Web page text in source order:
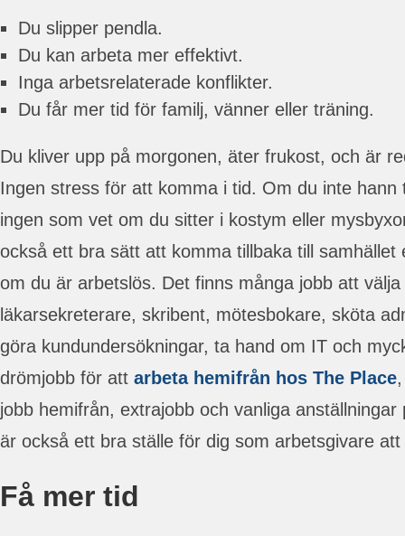
Du slipper pendla.
Du kan arbeta mer effektivt.
Inga arbetsrelaterade konflikter.
Du får mer tid för familj, vänner eller träning.
Du kliver upp på morgonen, äter frukost, och är
Ingen stress för att komma i tid. Om du inte hann
ingen som vet om du sitter i kostym eller
också ett bra sätt att komma tillbaka till samhället
om du är arbetslös. Det finns många jobb att välja
läkarsekreterare, skribent, mötesbokare, sköta
göra kundundersökningar, ta hand om IT och
drömjobb för att arbeta hemifrån hos The Place
jobb hemifrån, extrajobb och vanliga
är också ett bra ställe för dig som arbetsgivare
Få mer tid